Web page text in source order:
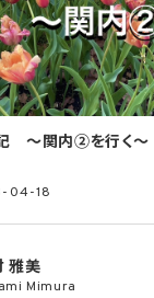
〜関内②を行く〜
04-18
雅美
Mimura